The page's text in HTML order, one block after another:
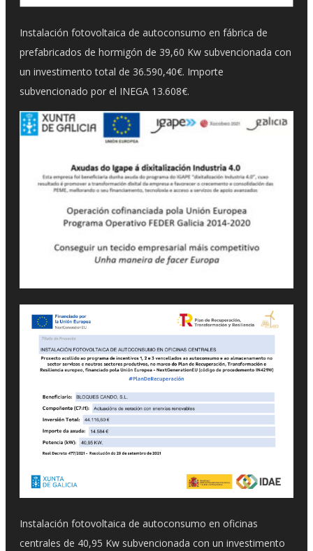
Instalación fotovoltaica de autoconsumo en fábrica de
prefabricados de hormigón de 39,60 Kw subvencionada con
un investimento total de 36.590,40€. Importe
subvencionado por el INEGA 13.608€.
Instalación fotovoltaica de autoconsumo en oficinas
centrales de 40,95 Kw subvencionada con un investimento